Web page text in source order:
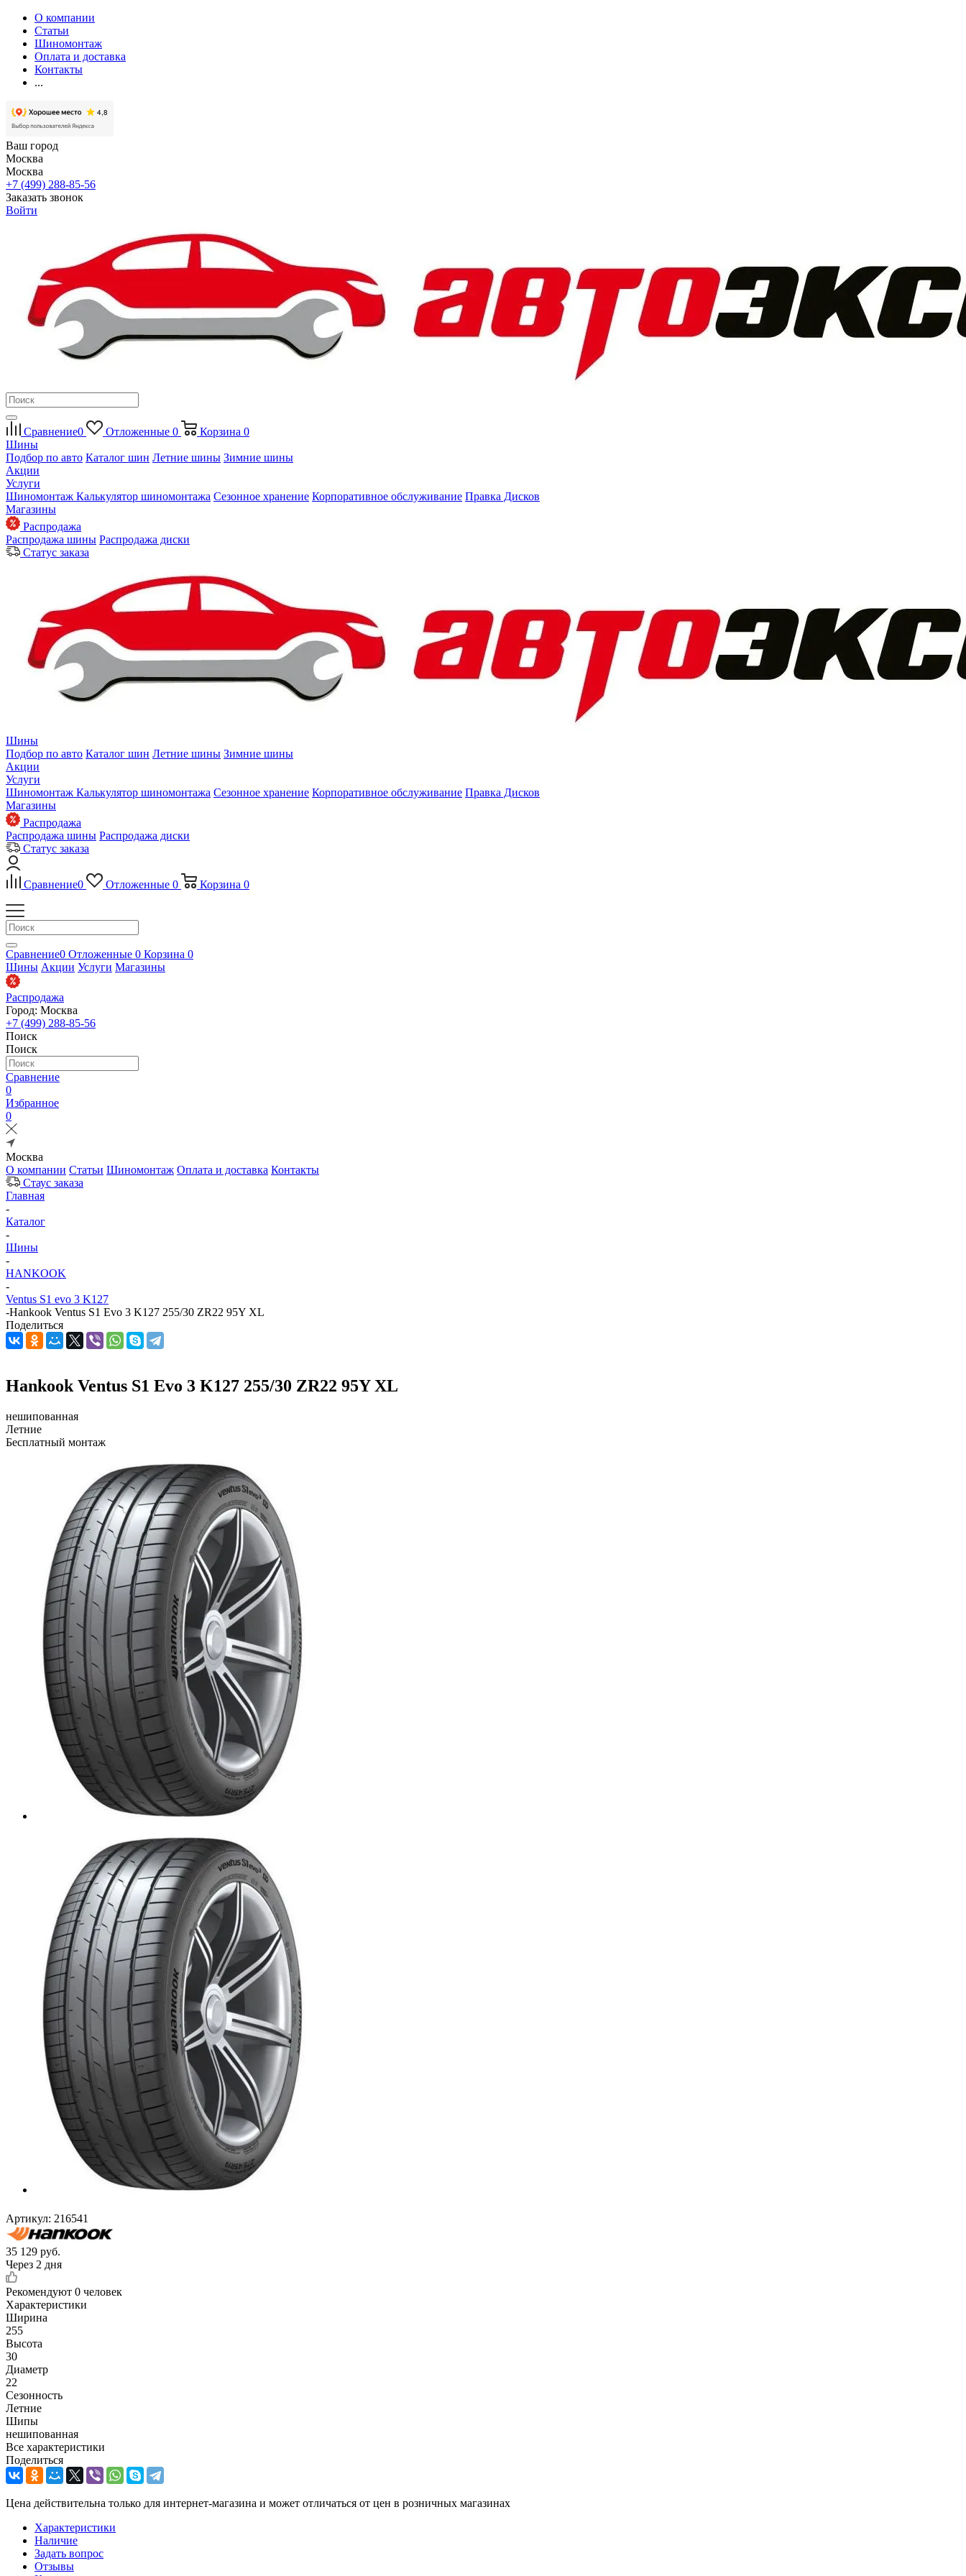
О компании
Статьи
Шиномонтаж
Оплата и доставка
Контакты
...
Ваш город
Москва
Москва
+7 (499) 288-85-56
Заказать звонок
Войти
Сравнение0 Отложенные 0 Корзина 0
Шины
Подбор по авто Каталог шин Летние шины Зимние шины
Акции
Услуги
Шиномонтаж Калькулятор шиномонтажа Сезонное хранение Корпоративное обслуживание Правка Дисков
Магазины
Распродажа
Распродажа шины Распродажа диски
Статус заказа
Шины
Подбор по авто Каталог шин Летние шины Зимние шины
Акции
Услуги
Шиномонтаж Калькулятор шиномонтажа Сезонное хранение Корпоративное обслуживание Правка Дисков
Магазины
Распродажа
Распродажа шины Распродажа диски
Статус заказа
Сравнение0 Отложенные 0 Корзина 0
Сравнение0 Отложенные 0 Корзина 0
Шины Акции Услуги Магазины
Распродажа
Город: Москва
+7 (499) 288-85-56
Поиск
Поиск
Сравнение
0
Избранное
0
Москва
О компании Статьи Шиномонтаж Оплата и доставка Контакты
Стаус заказа
Главная
-
Каталог
-
Шины
-
HANKOOK
-
Ventus S1 evo 3 K127
-Hankook Ventus S1 Evo 3 K127 255/30 ZR22 95Y XL
Поделиться
Hankook Ventus S1 Evo 3 K127 255/30 ZR22 95Y XL
нешипованная
Летние
Бесплатный монтаж
Артикул: 216541
35 129 руб.
Через 2 дня
Рекомендуют 0 человек
Характеристики
Ширина
255
Высота
30
Диаметр
22
Сезонность
Летние
Шипы
нешипованная
Все характеристики
Поделиться
Цена действительна только для интернет-магазина и может отличаться от цен в розничных магазинах
Характеристики
Наличие
Задать вопрос
Отзывы